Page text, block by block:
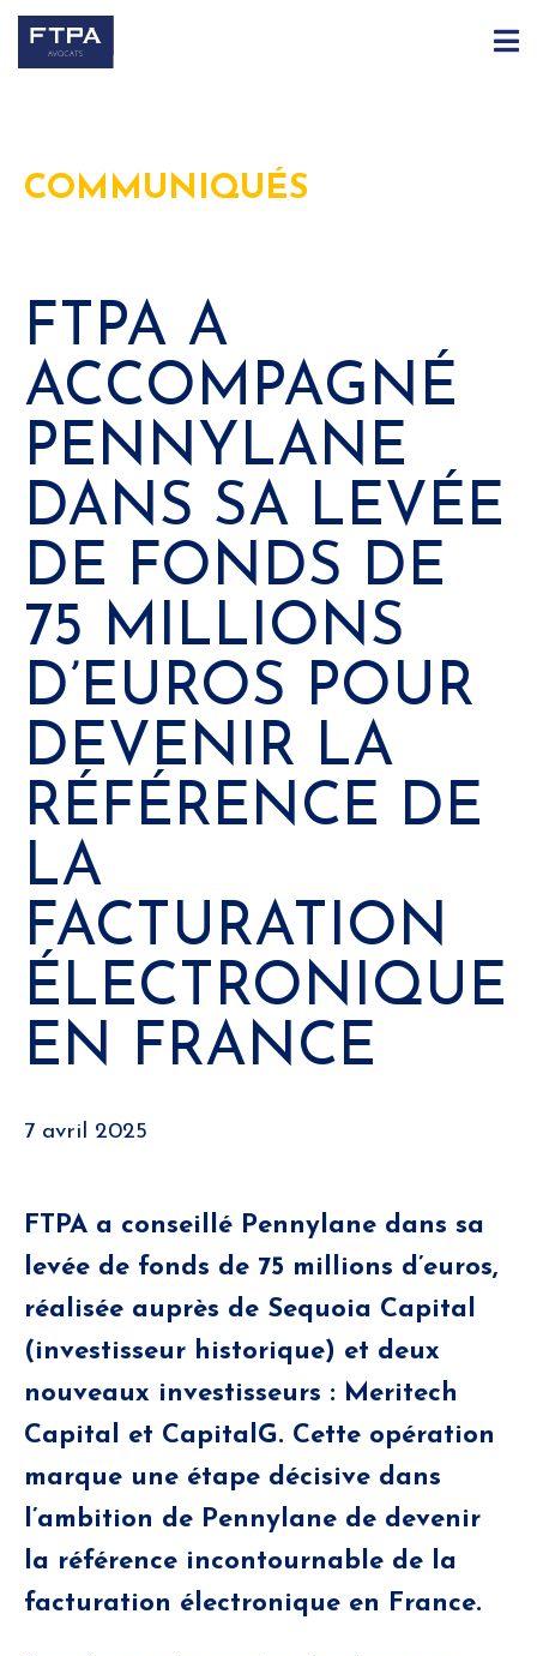
COMMUNIQUÉS
FTPA A
ACCOMPAGNÉ
PENNYLANE
DANS SA LEVÉE
DE FONDS DE
75 MILLIONS
D’EUROS POUR
DEVENIR LA
RÉFÉRENCE DE
LA
FACTURATION
ÉLECTRONIQUE
EN FRANCE
7 avril 2025
FTPA a conseillé Pennylane dans sa
levée de fonds de 75 millions d’euros,
réalisée auprès de Sequoia Capital
(investisseur historique) et deux
nouveaux investisseurs : Meritech
Capital et CapitalG. Cette opération
marque une étape décisive dans
l’ambition de Pennylane de devenir
la référence incontournable de la
facturation électronique en France.